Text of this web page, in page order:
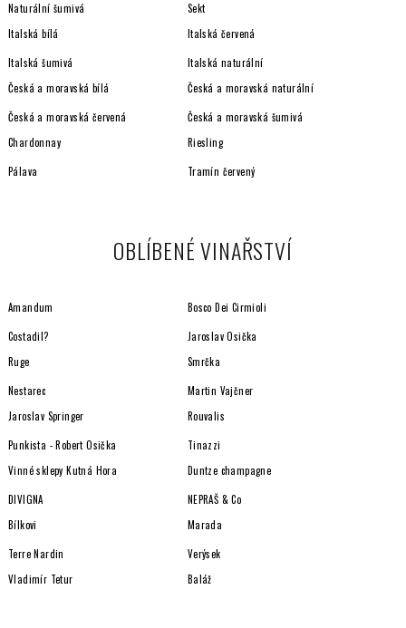
Naturální šumivá
Sekt
Italská bílá
Italská červená
Italská šumivá
Italská naturální
Česká a moravská bílá
Česká a moravská naturální
Česká a moravská červená
Česká a moravská šumivá
Chardonnay
Riesling
Pálava Tramín červený
OBLÍBENÉ VINAŘSTVÍ
Amandum Bosco Dei Cirmioli
Costadil?
Jaroslav Osička
Ruge
Smrčka
Nestarec
Martin Vajčner
Jaroslav Springer
Rouvalis
Punkista - Robert Osička
Tinazzi
Vinné sklepy Kutná Hora
Duntze champagne
DIVIGNA
NEPRAŠ & Co
Bílkovi
Marada
Terre Nardin
Verýsek
Vladimír Tetur
Baláž